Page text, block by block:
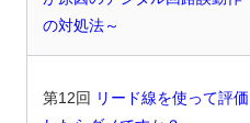
の対処法～
第12回 リード線を使って評価